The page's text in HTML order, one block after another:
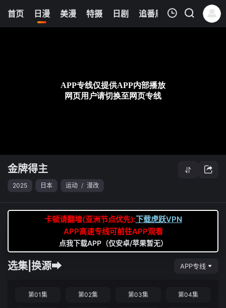
首页 日漫 美漫 特摄 日剧 追番周表 今日更新
0
清空
金牌得主
2025 日本 运动 / 漫改
卡顿请翻墙(亚洲节点优先):下载虎跃VPN
APP高速专线可前往APP观看
点我下载APP（仅安卓/苹果暂无）
选集|换源➡ APP专线
第01集 第02集 第03集 第04集